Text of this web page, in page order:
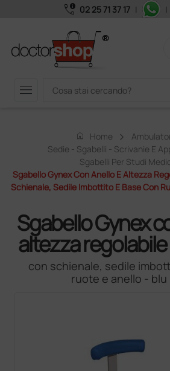
call_quality 02 25 71 37 17 | |
menu
home Home
Sedie - Sgabelli - Scrivanie E
Sgabelli Per Studi
Sgabello Gynex Con Anello E Altezza
Schienale, Sedile Imbottito E Base Con
Sgabello Gynex
altezza
con schienale, sedile
ruote e anello - blu